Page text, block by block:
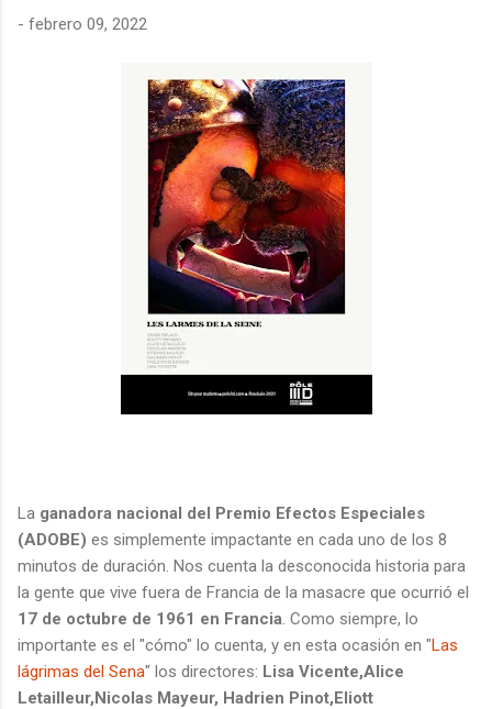
- febrero 09, 2022
La ganadora nacional del Premio Efectos Especiales
(ADOBE) es simplemente impactante en cada uno de los 8
minutos de duración. Nos cuenta la desconocida historia para
la gente que vive fuera de Francia de la masacre que ocurrió el
17 de octubre de 1961 en Francia . Como siempre, lo
importante es el "cómo" lo cuenta, y en esta ocasión en "Las
lágrimas del Sena" los directores: Lisa Vicente,Alice
Letailleur,Nicolas Mayeur, Hadrien Pinot,Eliott